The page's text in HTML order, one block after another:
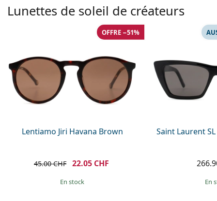
Lunettes de soleil de créateurs
Lentiamo Jiri Havana Brown
OFFRE −51%
45.00 CHF 22.05 CHF
en stock
Saint Laurent
en